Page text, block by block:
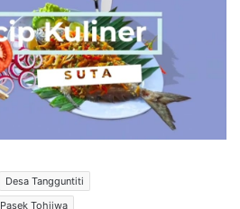
Desa Tangguntiti
Pasek Tohjiwa